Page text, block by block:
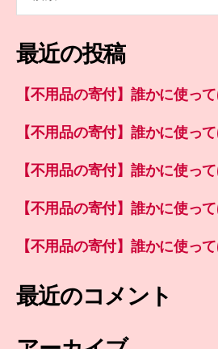
象:
最近の投稿
【不用品の寄付】誰かに使っ
【不用品の寄付】誰かに使っ
【不用品の寄付】誰かに使っ
【不用品の寄付】誰かに使っ
【不用品の寄付】誰かに使っ
最近のコメント